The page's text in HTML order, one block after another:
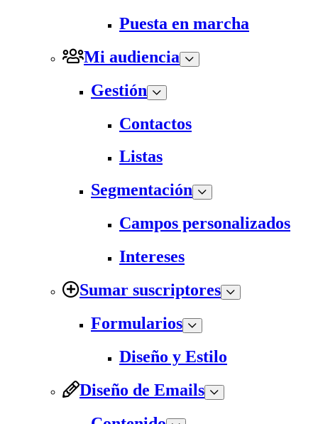
Puesta en marcha
Mi audiencia
Gestión
Contactos
Listas
Segmentación
Campos personalizados
Intereses
Sumar suscriptores
Formularios
Diseño y Estilo
Diseño de Emails